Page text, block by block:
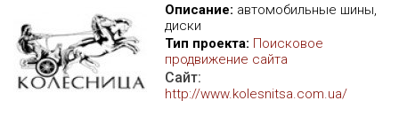
Описание: автомобильные шины,
диски
Тип проекта: Поисковое
продвижение сайта
Сайт:
http://www.kolesnitsa.com.ua/